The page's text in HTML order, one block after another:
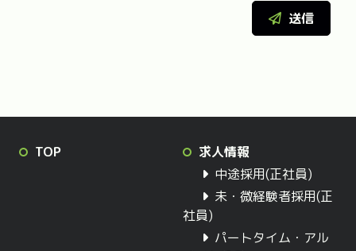
送信
TOP
求人情報
中途採用(正社員)
未・微経験者採用(正
社員)
パートタイム・アル